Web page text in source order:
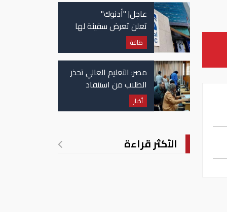
عاجل| "أدنوك"
تعلن تعرض سفينة لها
للاستهداف بصاروخ في
مضيق هرمز
طاقة
مصر: التعليم العالي تحذر
الطلاب من استنفاد
الرغبات قبل غلق
التسجيل
أخبار
الأكثر قراءة